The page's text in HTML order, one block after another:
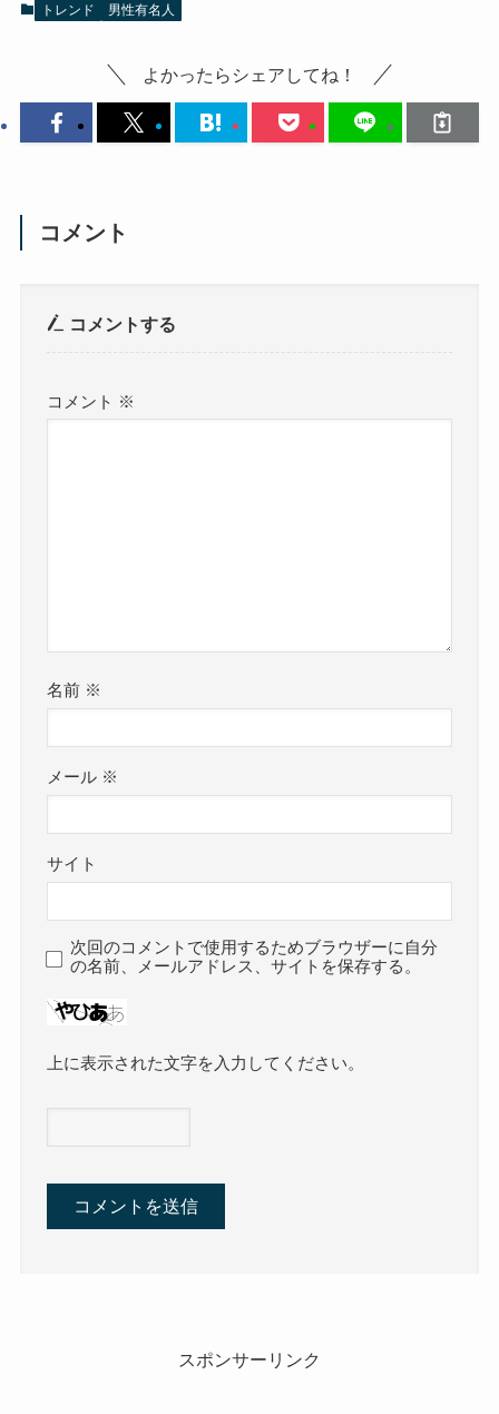
トレンド 男性有名人
よかったらシェアしてね！
コメント
コメントする
コメント ※
名前 ※
メール ※
サイト
次回のコメントで使用するためブラウザーに自分
の名前、メールアドレス、サイトを保存する。
上に表示された文字を入力してください。
スポンサーリンク